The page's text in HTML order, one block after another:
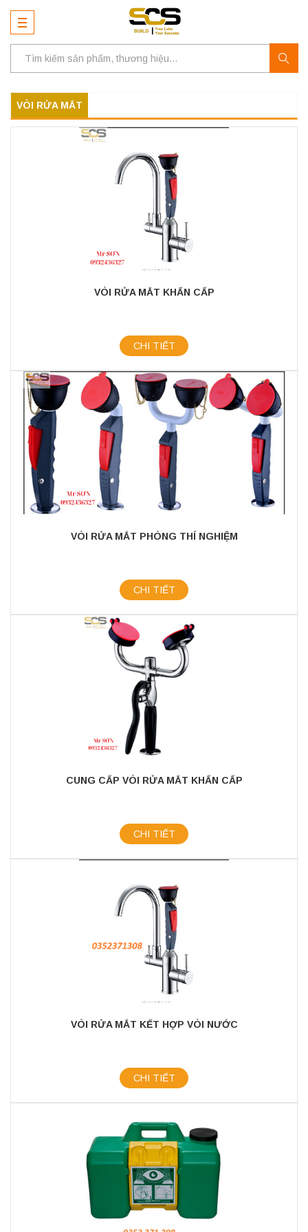
VÒI RỬA MẮT
VÒI RỬA MẮT KHẨN CẤP
CHI TIẾT
VÒI RỬA MẮT PHÒNG THÍ NGHIỆM
CHI TIẾT
CUNG CẤP VÒI RỬA MẮT KHẨN CẤP
CHI TIẾT
VÒI RỬA MẮT KẾT HỢP VÒI NƯỚC
CHI TIẾT